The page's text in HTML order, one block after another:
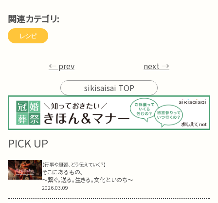
関連カテゴリ:
レシピ
← prev
next →
sikisaisai TOP
PICK UP
【行事や風習、どう伝えていく？】
そこにあるもの。
～繋ぐ。送る。生きる。文化といのち～
2026.03.09